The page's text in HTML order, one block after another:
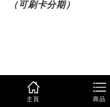
（可刷卡分期）
更多現貨商品 ⬇️
主頁 商品